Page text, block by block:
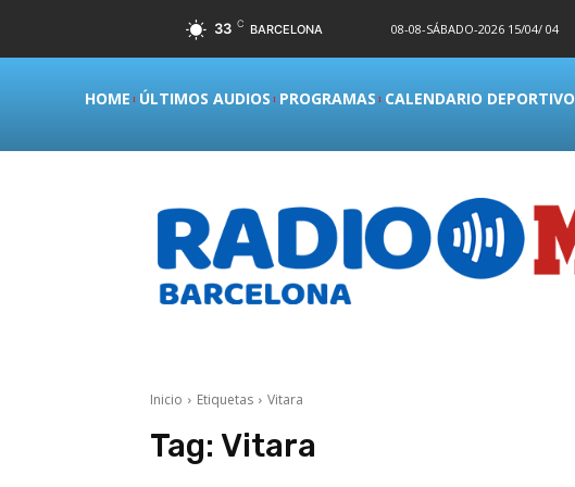
33 C BARCELONA 08-08-SÁBADO-2026 15/04/ 04
HOME ÚLTIMOS AUDIOS PROGRAMAS CALENDARIO DEPORTIVO
Inicio Etiquetas Vitara
Tag: Vitara